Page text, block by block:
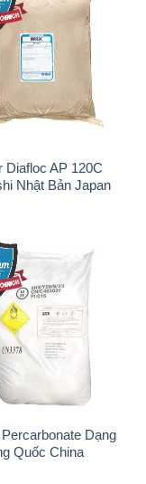
Diafloc AP 120C
Nhật Bản Japan
Dạng
Quốc China